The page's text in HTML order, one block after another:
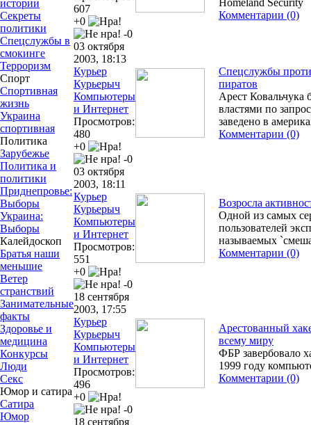
истории
Секреты
политики
Спецслужбы в
смокинге
Терроризм
Спорт
Спортивная
жизнь
Украина
спортивная
Политика
Зарубежье
Политика и
политики
Приднепровье:
Выборы
Украина:
Выборы
Калейдоскоп
Братья наши
меньшие
Ветер
странствий
Занимательные
факты
Здоровье и
медицина
Конкурсы
Люди
Секс
Юмор и сатира
Сатира
Юмор
607
+0
-0
Комментарии (0)
03 октября
2003, 18:13
Курьер
Курьерыч
Компьютеры
и Интернет
Просмотров:
480
+0
-0
Спецслужбы
пиратов
Арест Ковальчука
властями по
заведено в
Комментарии (0)
03 октября
2003, 18:11
Курьер
Курьерыч
Компьютеры
и Интернет
Просмотров:
551
+0
-0
Возросла
Одной из самых
пользователей
называемых
Комментарии (0)
18 сентября
2003, 17:55
Курьер
Курьерыч
Компьютеры
и Интернет
Просмотров:
496
+0
-0
Арестованный
всему миру
ФБР завербовало
1999 году
Комментарии (0)
18 сентября